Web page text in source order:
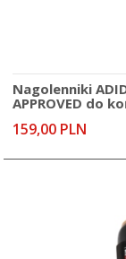
Nagolenniki
APPROVED do
159,00 PLN